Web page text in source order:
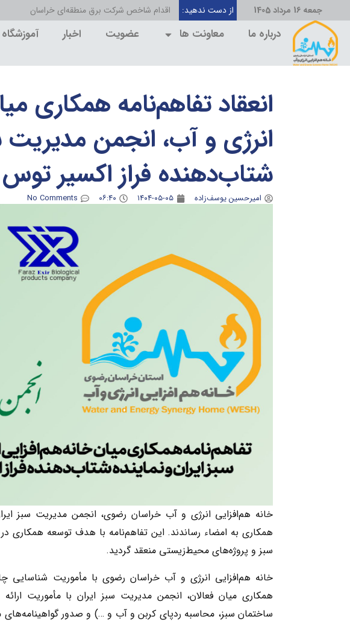
جمعه 16 مرداد 1405 از دست ندهید: اقدام شاخص شرکت برق منطقه‌ای خراسان
درباره ما معاونت ها عضویت اخبار آموزشگاه
انعقاد تفاهم‌نامه همکاری
انرژی و آب، انجمن مدیریت
شتاب‌دهنده فراز اکسیر توس
امیرحسین یوسف‌زاده ۱۴۰۴-۰۵-۰۵ ۰۶:۴۰ No Comments
خانه هم‌افزایی انرژی و آب خراسان رضوی، انجمن مدیریت سبز
همکاری به امضاء رساندند. این تفاهم‌نامه با هدف توسعه
سبز و پروژه‌های محیط‌زیستی منعقد گردید.
خانه هم‌افزایی انرژی و آب خراسان رضوی با مأموریت
همکاری میان فعالان، انجمن مدیریت سبز ایران با مأموریت
ساختمان سبز، محاسبه ردپای کربن و آب و …) و صدور گواهینامه‌های